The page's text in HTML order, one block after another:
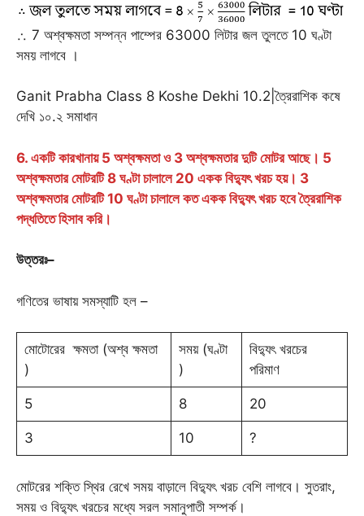
∴ 7 অশ্বক্ষমতা সম্পন্ন পাম্পের 63000 লিটার জল তুলতে 10 ঘণ্টা
সময় লাগবে ।
Ganit Prabha Class 8 Koshe Dekhi 10.2|ত্রৈরাশিক কষে
দেখি ১০.২ সমাধান
6. একটি কারখানায় 5 অশ্বক্ষমতা ও 3 অশ্বক্ষমতার দুটি মোটর আছে। 5
অশ্বক্ষমতার মোটরটি 8 ঘণ্টা চালালে 20 একক বিদ্যুৎ খরচ হয়। 3
অশ্বক্ষমতার মোটরটি 10 ঘণ্টা চালালে কত একক বিদ্যুৎ খরচ হবে ত্রৈরাশিক
পদ্ধতিতে হিসাব করি।
উত্তরঃ–
গণিতের ভাষায় সমস্যাটি হল –
মোটোরের ক্ষমতা (অশ্ব ক্ষমতা
)
সময় (ঘণ্টা
)
বিদ্যুৎ খরচের
পরিমাণ
5 8 20
3 10 ?
মোটরের শক্তি স্থির রেখে সময় বাড়ালে বিদ্যুৎ খরচ বেশি লাগবে। সুতরাং,
সময় ও বিদ্যুৎ খরচের মধ্যে সরল সমানুপাতী সম্পর্ক।